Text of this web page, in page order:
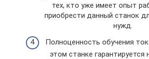
тех, кто уже имеет опыт
приобрести данный станок
нужд.
Полноценность обучения
этом станке гарантируется